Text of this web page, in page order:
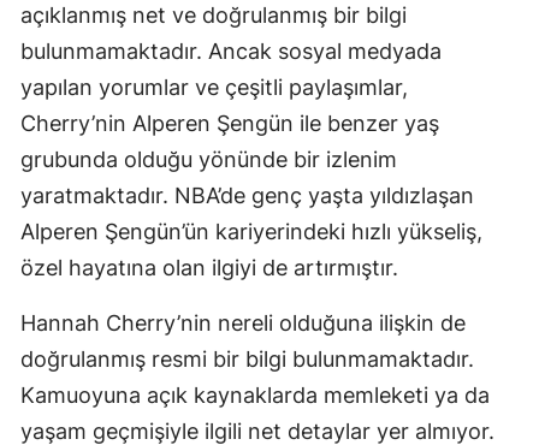
Rize
Samsun
Siirt
Sinop
açıklanmış net ve doğrulanmış bir bilgi
bulunmamaktadır. Ancak sosyal medyada
yapılan yorumlar ve çeşitli paylaşımlar,
Cherry’nin Alperen Şengün ile benzer yaş
grubunda olduğu yönünde bir izlenim
yaratmaktadır. NBA’de genç yaşta yıldızlaşan
Alperen Şengün’ün kariyerindeki hızlı yükseliş,
özel hayatına olan ilgiyi de artırmıştır.
Hannah Cherry’nin nereli olduğuna ilişkin de
doğrulanmış resmi bir bilgi bulunmamaktadır.
Kamuoyuna açık kaynaklarda memleketi ya da
yaşam geçmişiyle ilgili net detaylar yer almıyor.